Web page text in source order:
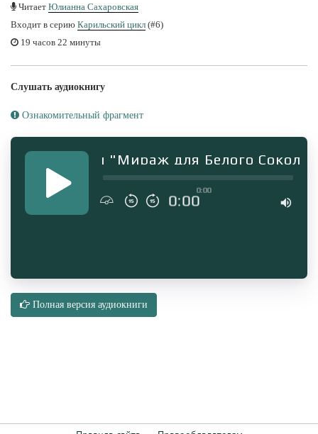
Читает Юлианна Сахаровская
Входит в серию Карильский цикл (#6)
19 часов 22 минуты
Слушать аудиокнигу
Ознакомительный фрагмент
аудиокниги "Мираж для Белого Сокола.
0:00
0:00
Полная версия аудиокниги